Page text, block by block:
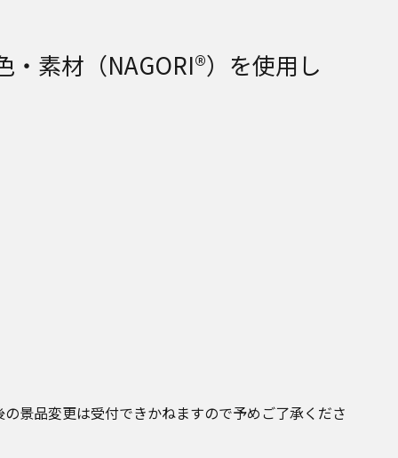
・素材（NAGORI®）を使用し
景品変更は受付できかねますので予めご了承くださ